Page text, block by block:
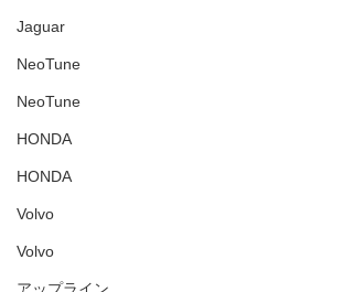
Jaguar
NeoTune
NeoTune
HONDA
HONDA
Volvo
Volvo